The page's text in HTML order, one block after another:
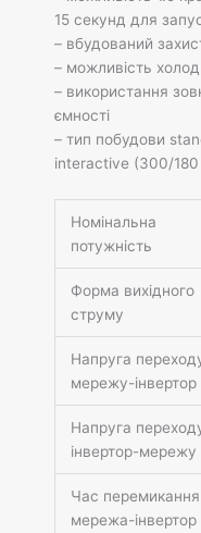
15 секунд для
– вбудований
– можливість
– використання
ємності
– тип побудови
interactive (300/180
Номінальна
потужність
Форма вихідного
струму
Напруга
мережу-інвертор
Напруга
інвертор-мережу
Час перемикання
мережа-інвертор